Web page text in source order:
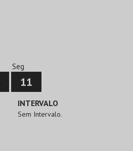
Seg
10
INTERVALO
Sem Intervalo.